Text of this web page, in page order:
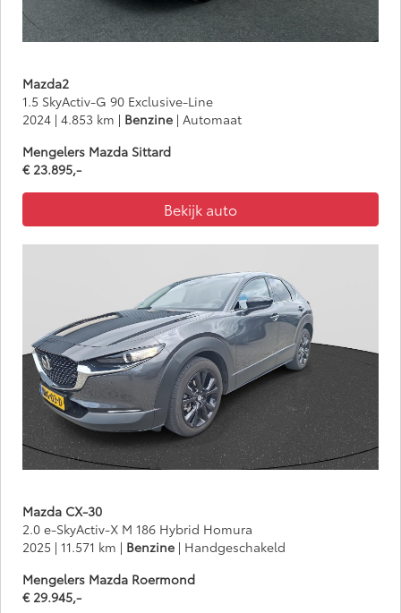
Mazda2
1.5 SkyActiv-G 90 Exclusive-Line
2024 | 4.853 km | Benzine | Automaat
Mengelers Mazda Sittard
€ 23.895,-
Bekijk auto
Mazda CX-30
2.0 e-SkyActiv-X M 186 Hybrid Homura
2025 | 11.571 km | Benzine | Handgeschakeld
Mengelers Mazda Roermond
€ 29.945,-